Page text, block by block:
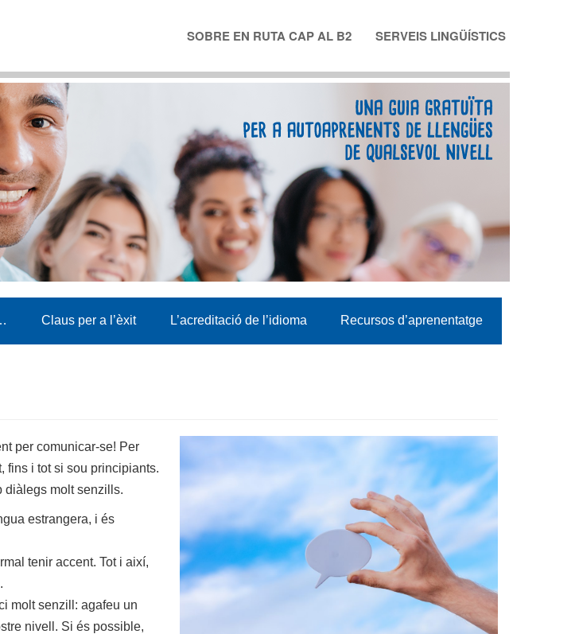
SOBRE EN RUTA CAP AL B2 SERVEIS LINGÜÍSTICS
Claus per a l’èxit L’acreditació de l’idioma Recursos d’aprenentatge
per comunicar-se! Per
fins i tot si sou principiants.
diàlegs molt senzills.
estrangera, i és
tenir accent. Tot i així,
molt senzill: agafeu un
nivell. Si és possible,